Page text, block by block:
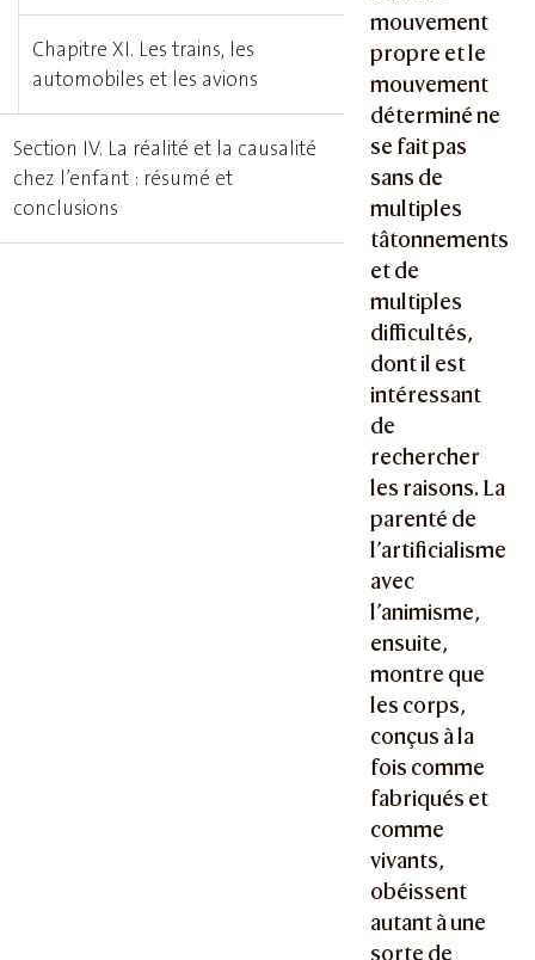
mouvement
propre et le
mouvement
déterminé ne
se fait pas
sans de
multiples
tâtonnements
et de
multiples
difficultés,
dont il est
intéressant
de
rechercher
les raisons. La
parenté de
l’artificialisme
avec
l’animisme,
ensuite,
montre que
les corps,
conçus à la
fois comme
fabriqués et
comme
vivants,
obéissent
autant à une
sorte de
Chapitre XI. Les trains, les
automobiles et les avions
Section IV. La réalité et la causalité
chez l’enfant : résumé et
conclusions